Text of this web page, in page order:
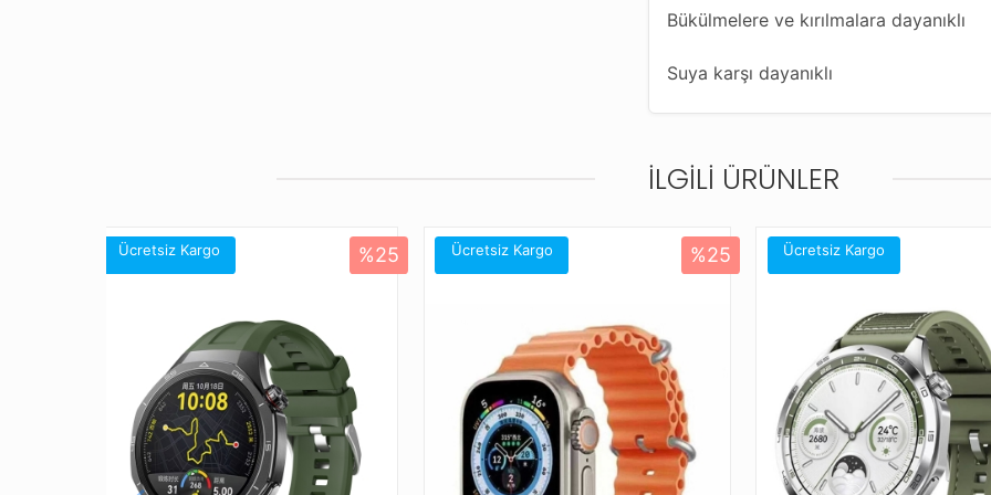
Bükülmelere ve kırılmalara dayanıklı
Suya karşı dayanıklı
Farklı renk seçenekleriyle saatinize
Amazfit Balance
Amazfit Bip 5
Amazfit Falcon
Amazfit GTR (47mm)
Amazfit GTR 2 Classic (46mm)
Amazfit GTR 2 Sport (46mm)
Amazfit GTR 2e (46mm)
Amazfit GTR 3 (46mm)
İLGILI ÜRÜNLER
Ücretsiz Kargo %25 Ücretsiz Kargo %25 Ücretsiz Kargo